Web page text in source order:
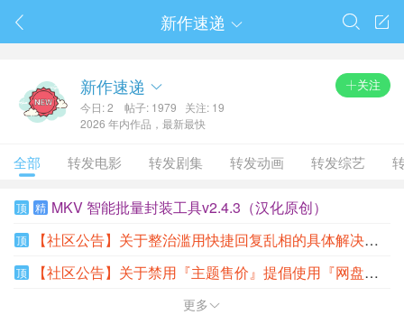
 

新作速递 
新作速递 
今日: 2 帖子: 1979
关注: 19
2026 年内作品，最新最快
关注
全部 转发电影 转发剧集 转发动画 转发综艺
顶 精 MKV 智能批量封装工具v2.4.3（汉化原创）
顶 【社区公告】关于整治滥用快捷回复乱相的具体解决方案
顶 【社区公告】关于禁用『主题售价』提倡使用『网盘附件』的公告
更多 